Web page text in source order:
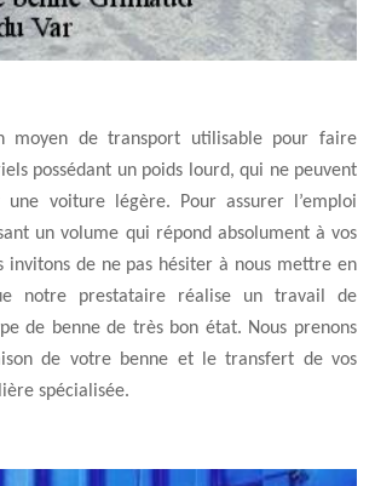
moyen de transport utilisable pour faire
possédant un poids lourd, qui ne peuvent
une voiture légère. Pour assurer l’emploi
un volume qui répond absolument à vos
invitons de ne pas hésiter à nous mettre en
notre prestataire réalise un travail de
de benne de très bon état. Nous prenons
de votre benne et le transfert de vos
spécialisée.